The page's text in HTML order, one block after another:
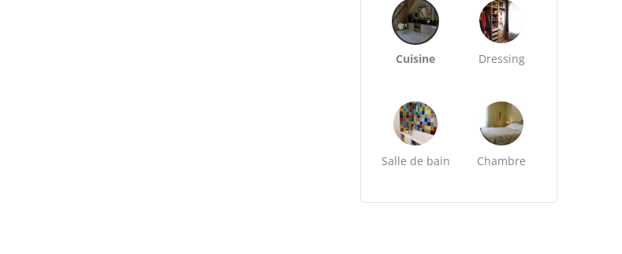
Cuisine Dressing
Salle de bain Chambre